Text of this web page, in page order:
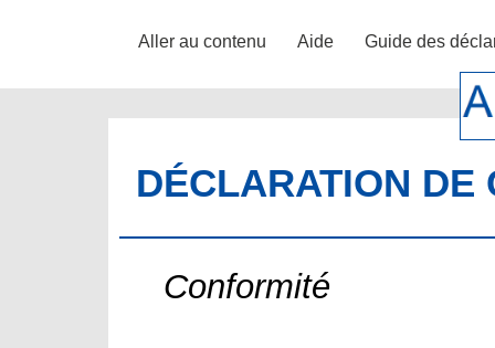
Aller au contenu Aide Guide des
DÉCLARATION DE
Conformité